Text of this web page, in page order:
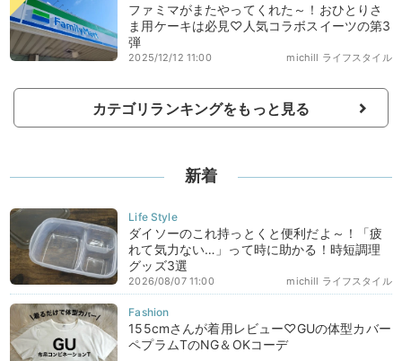
ファミマがまたやってくれた～！おひとりさ
ま用ケーキは必見♡人気コラボスイーツの第3
弾
michill ライフスタイル
2025/12/12 11:00
カテゴリランキングをもっと見る
新着
ダイソーのこれ持っとくと便利だよ～！「疲
れて気力ない…」って時に助かる！時短調理
グッズ3選
michill ライフスタイル
2026/08/07 11:00
155cmさんが着用レビュー♡GUの体型カバー
ペプラムTのNG＆OKコーデ